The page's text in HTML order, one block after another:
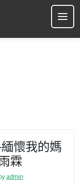
懷我的媽
霖
admin